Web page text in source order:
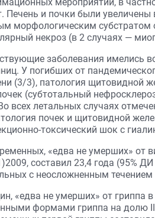
Печень и почки были
морфологическим субстратом
некроз (в 2 случаях —
заболевания имелись
У погибших от
(3/3), патология щитовидной
(субтотальный
всех летальных случаях
почек и щитовидной
токсический шок с
«едва не умерших» от
составил 23,4 года (95%
с неосложненным течением
«едва не умерших» от гриппа в
формами гриппа на долю